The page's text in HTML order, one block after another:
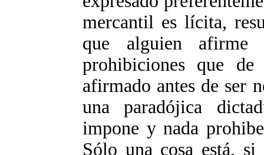
mercantil es lícita,
que alguien
prohibiciones que
afirmado antes de ser
una paradójica
impone y nada
Sólo una cosa está,